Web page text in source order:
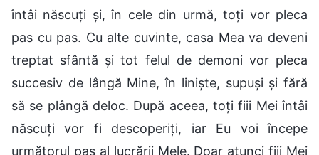
întâi născuți și, în cele din urmă, toți vor pleca
pas cu pas. Cu alte cuvinte, casa Mea va deveni
treptat sfântă și tot felul de demoni vor pleca
succesiv de lângă Mine, în liniște, supuși și fără
să se plângă deloc. După aceea, toți fiii Mei întâi
născuți vor fi descoperiți, iar Eu voi începe
următorul pas al lucrării Mele. Doar atunci fiii Mei